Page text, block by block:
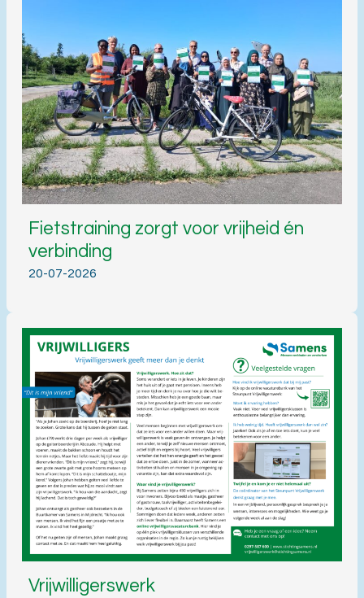
Fietstraining zorgt voor vrijheid én
verbinding
20-07-2026
Vrijwilligerswerk